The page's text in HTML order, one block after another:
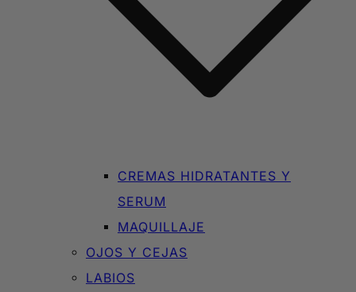
CREMAS HIDRATANTES Y
SERUM
MAQUILLAJE
OJOS Y CEJAS
LABIOS